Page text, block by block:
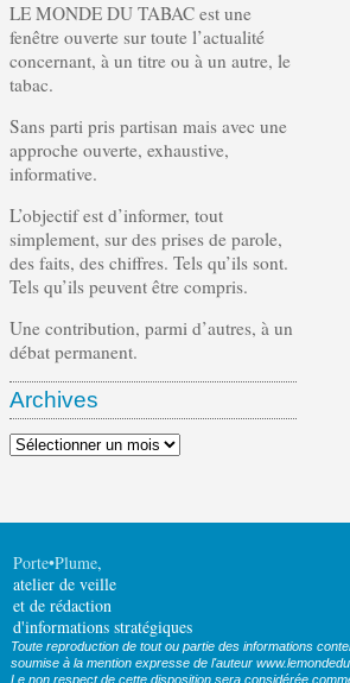
LE MONDE DU TABAC est une
fenêtre ouverte sur toute l’actualité
concernant, à un titre ou à un autre, le
tabac.
Sans parti pris partisan mais avec une
approche ouverte, exhaustive,
informative.
L’objectif est d’informer, tout
simplement, sur des prises de parole,
des faits, des chiffres. Tels qu’ils sont.
Tels qu’ils peuvent être compris.
Une contribution, parmi d’autres, à un
débat permanent.
Archives
Archives
Porte•Plume,
atelier de veille
et de rédaction
d'informations stratégiques
Toute reproduction de tout ou partie des informations
soumise à la mention expresse de l'auteur
Le non respect de cette disposition sera considérée